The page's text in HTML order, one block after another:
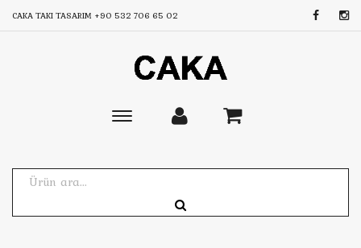
CAKA TAKI TASARIM +90 532 706 65 02
Toggle